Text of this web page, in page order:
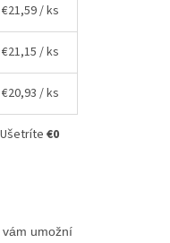
€21,59/ ks
€21,15 / ks
€20,93 / ks
Ušetríte €0
umožní